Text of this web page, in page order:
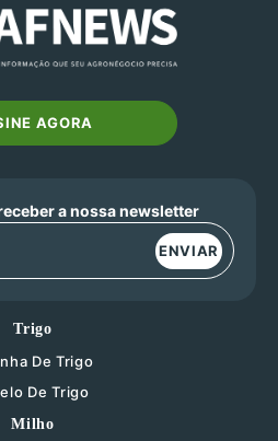
AGORA
a nossa newsletter
ENVIAR
Trigo
De Trigo
De Trigo
Milho